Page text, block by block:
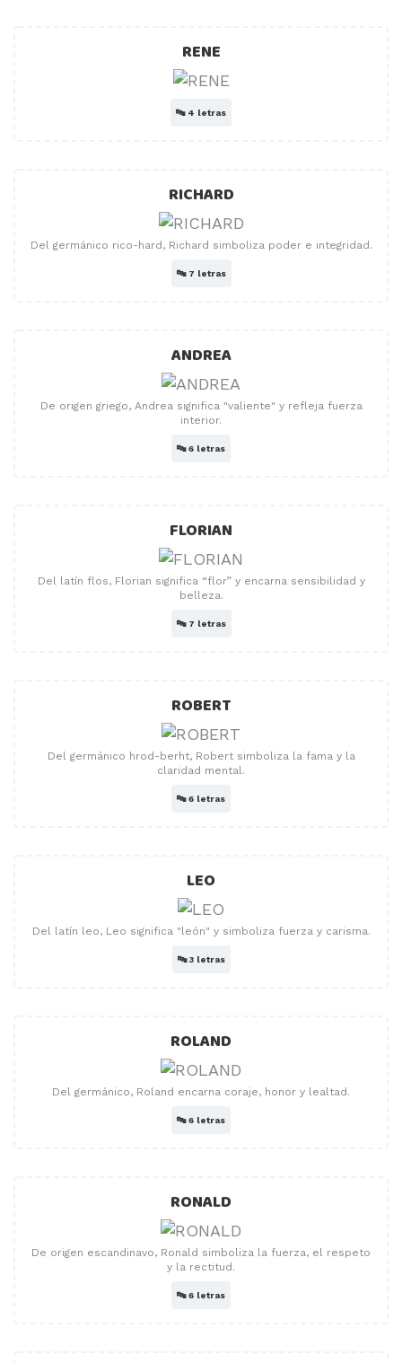
RENE
🔤 4 letras
RICHARD
Del germánico rico-hard, Richard simboliza poder e integridad.
🔤 7 letras
ANDREA
De origen griego, Andrea significa "valiente" y refleja fuerza
interior.
🔤6 letras
FLORIAN
Del latín flos, Florian significa “flor” y encarna sensibilidad y
belleza.
🔤 7 letras
ROBERT
Del germánico hrod-berht, Robert simboliza la fama y la
claridad mental.
🔤6 letras
LEO
Del latín leo, Leo significa "león" y simboliza fuerza y ​​carisma.
🔤3 letras
ROLAND
Del germánico, Roland encarna coraje, honor y lealtad.
🔤6 letras
RONALD
De origen escandinavo, Ronald simboliza la fuerza, el respeto
y la rectitud.
🔤6 letras